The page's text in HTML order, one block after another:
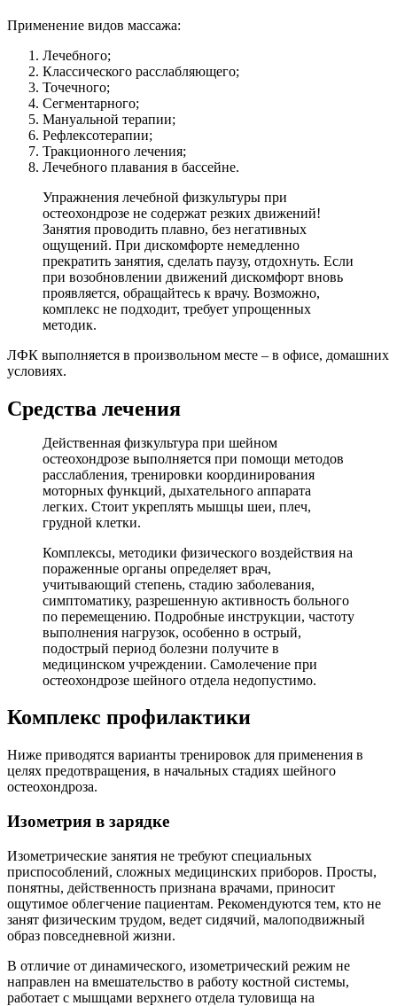
Применение видов массажа:
Лечебного;
Классического расслабляющего;
Точечного;
Сегментарного;
Мануальной терапии;
Рефлексотерапии;
Тракционного лечения;
Лечебного плавания в бассейне.
Упражнения лечебной физкультуры при
остеохондрозе не содержат резких движений!
Занятия проводить плавно, без негативных
ощущений. При дискомфорте немедленно
прекратить занятия, сделать паузу, отдохнуть. Если
при возобновлении движений дискомфорт вновь
проявляется, обращайтесь к врачу. Возможно,
комплекс не подходит, требует упрощенных
методик.
ЛФК выполняется в произвольном месте – в офисе, домашних
условиях.
Средства лечения
Действенная физкультура при шейном
остеохондрозе выполняется при помощи методов
расслабления, тренировки координирования
моторных функций, дыхательного аппарата
легких. Стоит укреплять мышцы шеи, плеч,
грудной клетки.
Комплексы, методики физического воздействия на
пораженные органы определяет врач,
учитывающий степень, стадию заболевания,
симптоматику, разрешенную активность больного
по перемещению. Подробные инструкции, частоту
выполнения нагрузок, особенно в острый,
подострый период болезни получите в
медицинском учреждении. Самолечение при
остеохондрозе шейного отдела недопустимо.
Комплекс профилактики
Ниже приводятся варианты тренировок для применения в
целях предотвращения, в начальных стадиях шейного
остеохондроза.
Изометрия в зарядке
Изометрические занятия не требуют специальных
приспособлений, сложных медицинских приборов. Просты,
понятны, действенность признана врачами, приносит
ощутимое облегчение пациентам. Рекомендуются тем, кто не
занят физическим трудом, ведет сидячий, малоподвижный
образ повседневной жизни.
В отличие от динамического, изометрический режим не
направлен на вмешательство в работу костной системы,
работает с мышцами верхнего отдела туловища на